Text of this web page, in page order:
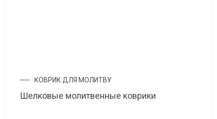
КОВРИК ДЛЯ МОЛИТВУ
Шелковые молитвенные коврики